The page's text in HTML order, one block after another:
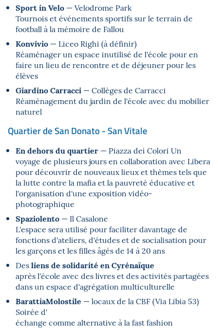
Sport in Velo — Velodrome Park
Tournois et événements sportifs sur le terrain de
football à la mémoire de Fallou
Konvivio — Liceo Righi (à définir)
Réaménager un espace inutilisé de l'école pour en
faire un lieu de rencontre et de déjeuner pour les
élèves
Giardino Carracci — Collèges de Carracci
Réaménagement du jardin de l'école avec du mobilier
naturel
Quartier de San Donato - San Vitale
En dehors du quartier — Piazza dei Colori Un
voyage de plusieurs jours en collaboration avec Libera
pour découvrir de nouveaux lieux et thèmes tels que
la lutte contre la mafia et la pauvreté éducative et
l'organisation d'une exposition vidéo-
photographique
Spaziolento — Il Casalone
L'espace sera utilisé pour faciliter davantage de
fonctions d'ateliers, d'études et de socialisation pour
les garçons et les filles âgés de 14 à 20 ans
Desliens de solidarité en Cyrénaïque
après l'école avec des livres et des activités partagées
dans un espace d'agrégation multiculturelle
BarattiaMolostile — locaux de la CBF (Via Libia 53)
Soirée d'
échange comme alternative à la fast fashion